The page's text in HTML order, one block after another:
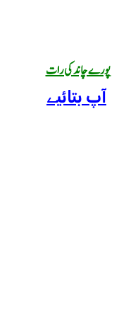
پورے چاند کی رات
آپ بتائیے